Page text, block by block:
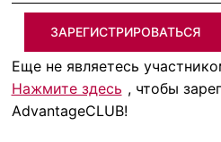
ЗАРЕГИСТРИРОВАТЬСЯ
Еще не являетесь
Нажмите здесь , чтобы
AdvantageCLUB!